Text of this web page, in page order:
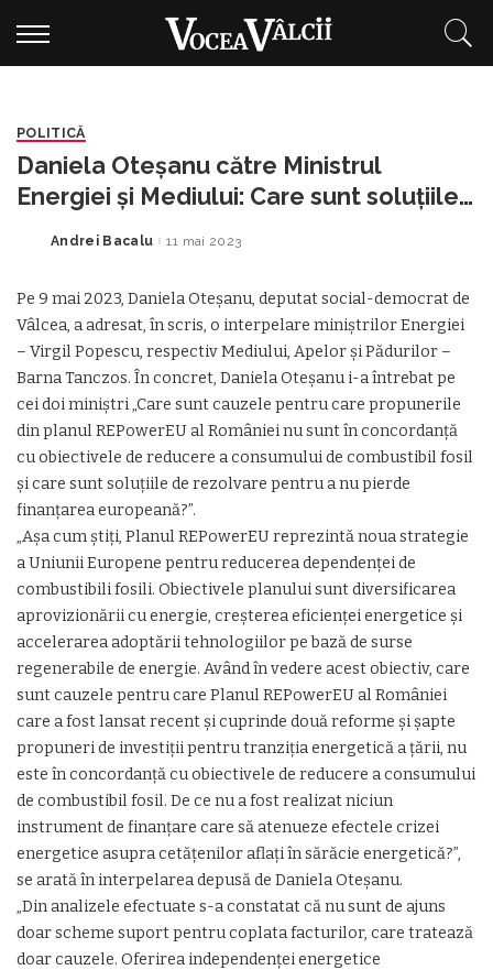
POLITICĂ
Daniela Oteșanu către Ministrul
Energiei și Mediului: Care sunt soluțiile
pentru ca România să nu piardă
REPowerEU?
Posted
Andrei Bacalu 11 mai 2023
Pe 9 mai 2023, Daniela Oteșanu, deputat social-democrat de
Vâlcea, a adresat, în scris, o interpelare miniștrilor Energiei
– Virgil Popescu, respectiv Mediului, Apelor și Pădurilor –
Barna Tanczos. În concret, Daniela Oteșanu i-a întrebat pe
cei doi miniștri „Care sunt cauzele pentru care propunerile
din planul REPowerEU al României nu sunt în concordanță
cu obiectivele de reducere a consumului de combustibil fosil
și care sunt soluțiile de rezolvare pentru a nu pierde
finanțarea europeană?”.
„Așa cum știți, Planul REPowerEU reprezintă noua strategie
a Uniunii Europene pentru reducerea dependenţei de
combustibili fosili. Obiectivele planului sunt diversificarea
aprovizionării cu energie, creşterea eficienţei energetice şi
accelerarea adoptării tehnologiilor pe bază de surse
regenerabile de energie. Având în vedere acest obiectiv, care
sunt cauzele pentru care Planul REPowerEU al României
care a fost lansat recent şi cuprinde două reforme şi şapte
propuneri de investiţii pentru tranziţia energetică a ţării, nu
este în concordanţă cu obiectivele de reducere a consumului
de combustibil fosil. De ce nu a fost realizat niciun
instrument de finanţare care să atenueze efectele crizei
energetice asupra cetăţenilor aflaţi în sărăcie energetică?”,
se arată în interpelarea depusă de Daniela Oteșanu.
„Din analizele efectuate s-a constatat că nu sunt de ajuns
doar scheme suport pentru coplata facturilor, care tratează
doar cauzele. Oferirea independenţei energetice